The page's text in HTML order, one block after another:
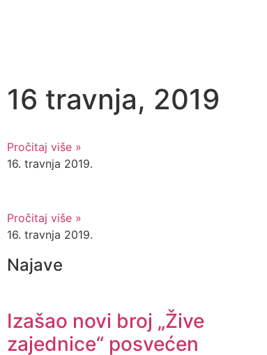
16 travnja, 2019
Pročitaj više »
16. travnja 2019.
Pročitaj više »
16. travnja 2019.
Najave
Izašao novi broj „Žive
zajednice“ posvećen